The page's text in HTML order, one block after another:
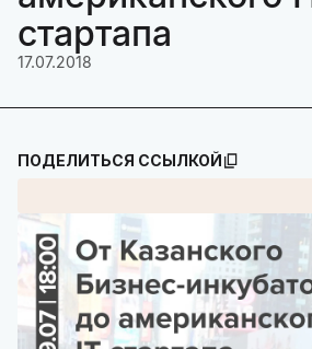
стартапа
17.07.2018
ПОДЕЛИТЬСЯ ССЫЛКОЙ